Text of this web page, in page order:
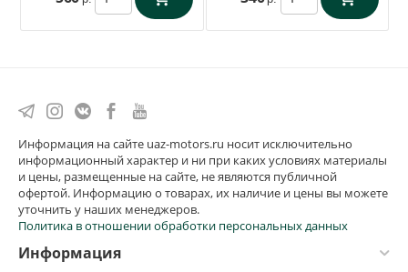
Информация на сайте uaz-motors.ru носит исключительно
информационный характер и ни при каких условиях материалы
и цены, размещенные на сайте, не являются публичной
офертой. Информацию о товарах, их наличие и цены вы можете
уточнить у наших менеджеров.
Политика в отношении обработки персональных данных
Информация